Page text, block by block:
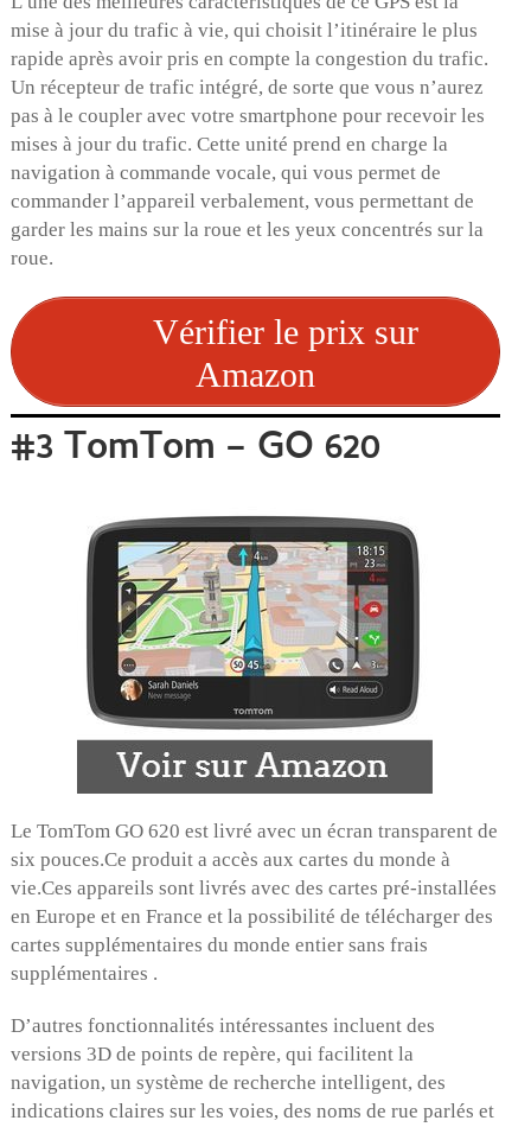
mise à jour du trafic à vie, qui choisit l’itinéraire le plus
rapide après avoir pris en compte la congestion du trafic.
Un récepteur de trafic intégré, de sorte que vous n’aurez
pas à le coupler avec votre smartphone pour recevoir les
mises à jour du trafic. Cette unité prend en charge la
navigation à commande vocale, qui vous permet de
commander l’appareil verbalement, vous permettant de
garder les mains sur la roue et les yeux concentrés sur la
roue.
Vérifier le prix sur
Amazon
#3 TomTom – GO 620
Le TomTom GO 620 est livré avec un écran transparent de
six pouces.Ce produit a accès aux cartes du monde à
vie.Ces appareils sont livrés avec des cartes pré-installées
en Europe et en France et la possibilité de télécharger des
cartes supplémentaires du monde entier sans frais
supplémentaires .
D’autres fonctionnalités intéressantes incluent des
versions 3D de points de repère, qui facilitent la
navigation, un système de recherche intelligent, des
indications claires sur les voies, des noms de rue parlés et